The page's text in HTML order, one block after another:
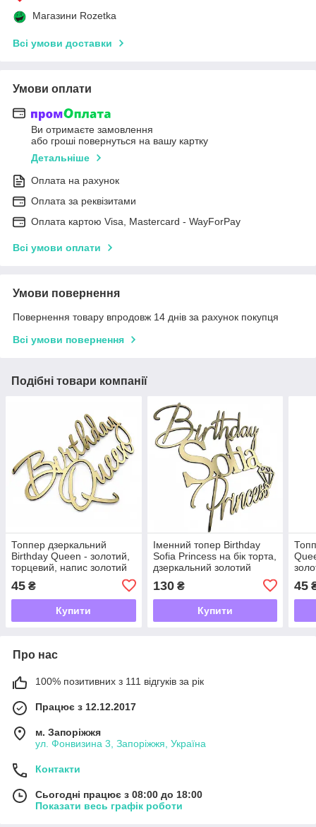
Магазини Rozetka
Всі умови доставки
Умови оплати
Ви отримаєте замовлення
або гроші повернуться на вашу картку
Детальніше
Оплата на рахунок
Оплата за реквізитами
Оплата картою Visa, Mastercard - WayForPay
Всі умови оплати
Умови повернення
Повернення товару впродовж 14 днів за рахунок покупця
Всі умови повернення
Подібні товари компанії
Топпер дзеркальний
Birthday Queen - золотий,
торцевий, напис золотий
Народження королева
45 ₴
Купити
Іменний топер Birthday
Sofia Princess на бік торта,
дзеркальний золотий
топер з ім'ям для дівчинки
130₴
Купити
бік
45
Про нас
100% позитивних з 111 відгуків за рік
Працює з 12.12.2017
м. Запоріжжя
ул. Фонвизина 3, Запоріжжя, Україна
Контакти
Сьогодні працює з 08:00 до 18:00
Показати весь графік роботи